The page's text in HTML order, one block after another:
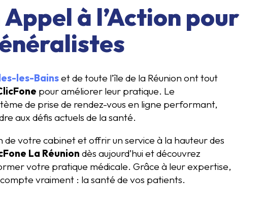
à l’Action pour
les-Bainset de toute l’île de la Réunion ont tout
pour améliorer leur pratique. Le
de prise de rendez-vous en ligne performant,
aux défis actuels de la santé.
de votre cabinet et offrir un service à la hauteur des
La Réunion dès aujourd’hui et découvrez
votre pratique médicale. Grâce à leur expertise,
vraiment : la santé de vos patients.